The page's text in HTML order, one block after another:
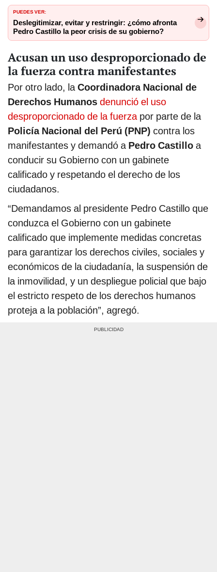
PUEDES VER:
Deslegitimizar, evitar y restringir: ¿cómo afronta
Pedro Castillo la peor crisis de su gobierno?
Acusan un uso desproporcionado de
la fuerza contra manifestantes
Por otro lado, laCoordinadora Nacional de
Derechos Humanos denunció el uso
desproporcionado de la fuerzapor parte de la
Policía Nacional del Perú (PNP) contra los
manifestantes y demandó a Pedro Castillo a
conducir su Gobierno con un gabinete
calificado y respetando el derecho de los
ciudadanos.
“Demandamos al presidente Pedro Castillo que
conduzca el Gobierno con un gabinete
calificado que implemente medidas concretas
para garantizar los derechos civiles, sociales y
económicos de la ciudadanía, la suspensión de
la inmovilidad, y un despliegue policial que bajo
el estricto respeto de los derechos humanos
proteja a la población”, agregó.